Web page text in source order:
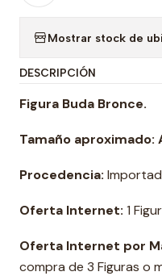
Mostrar stock de
DESCRIPCIÓN
Figura Buda Bronce.
Tamaño aproximado:
Procedencia:
Oferta Internet: 1
Oferta Internet por
compra de 3 Figuras o